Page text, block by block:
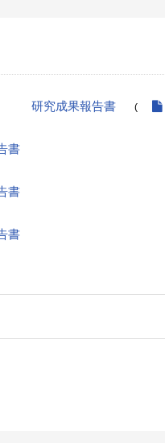
研究成果報告書 (
書
書
書